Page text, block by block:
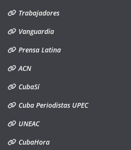
Trabajadores
Vanguardia
Prensa Latina
ACN
CubaSí
Cuba Periodistas UPEC
UNEAC
CubaHora